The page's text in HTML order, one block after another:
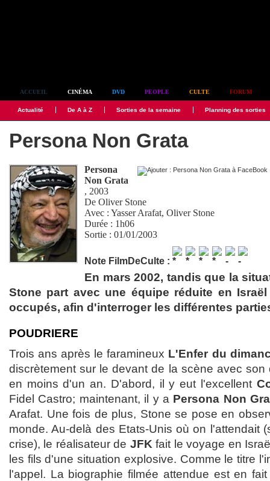
ACCUEIL CINÉMA DVD PEOPLE CULTE FORUM
Actualité De A à Z Sorties de la semaine Planning des sorties
Persona Non Grata
Persona
Non Grata
, 2003
DeOliver Stone
Avec :Yasser Arafat,Oliver Stone
Durée : 1h06
Sortie : 01/01/2003
Note FilmDeCulte :
En mars 2002, tandis que la
Stone part avec une équipe réduite en
occupés, afin d'interroger les différentes
POUDRIERE
Trois ans après le faramineux L'Enfer du
discrètement sur le devant de la scène avec son
en moins d'un an. D'abord, il y eut l'excellent
Fidel Castro; maintenant, il y a Persona Non
Arafat. Une fois de plus, Stone se pose en
monde. Au-delà des Etats-Unis où on l'attendait
crise), le réalisateur de JFK fait le voyage en
les fils d'une situation explosive. Comme le titre
l'appel. La biographie filmée attendue est en